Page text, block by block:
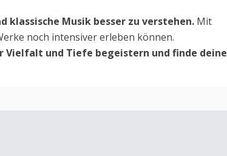
klassische Musik besser zu verstehen. Mit
noch intensiver erleben können.
Vielfalt und Tiefe begeistern und finde deine